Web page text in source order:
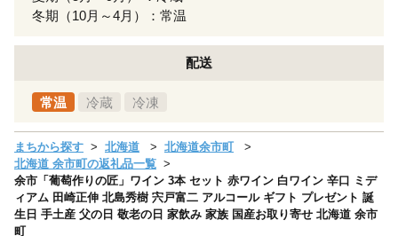
冬期（10月～4月）：常温
配送
常温 冷蔵 冷凍
まちから探す 北海道
北海道余市町
北海道 余市町の返礼品一覧
余市「葡萄作りの匠」ワイン 3本 セット 赤ワイン 白ワイン 辛口 ミデ
ィアム 田崎正伸 北島秀樹 宍戸富二 アルコール ギフト プレゼント 誕
生日 手土産 父の日 敬老の日 家飲み 家族 国産お取り寄せ 北海道 余市
町